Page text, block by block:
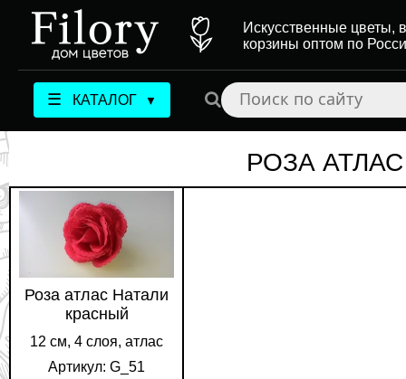
Искусственные цветы,
корзины оптом по
☰ КАТАЛОГ ▼
РОЗА
Роза атлас Натали
красный
12 см, 4 слоя, атлас
Артикул: G_51